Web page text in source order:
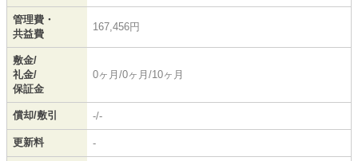
管理費・
共益費
167,456円
敷金/
礼金/
保証金
0ヶ月/0ヶ月/10ヶ月
償却/敷引 -/-
更新料 -